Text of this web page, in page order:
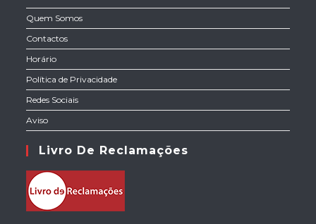
Quem Somos
Contactos
Horário
Política de Privacidade
Redes Sociais
Aviso
Livro De Reclamações